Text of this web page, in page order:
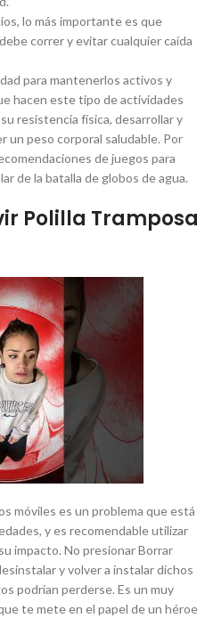
lo más importante es que
correr y evitar cualquier caída
para mantenerlos activos y
hacen este tipo de actividades
resistencia física, desarrollar y
un peso corporal saludable. Por
de juegos para
de la batalla de globos de agua.
Polilla Tramposa
móviles es un problema que está
y es recomendable utilizar
impacto. No presionar Borrar
y volver a instalar dichos
podrían perderse. Es un muy
te mete en el papel de un héroe